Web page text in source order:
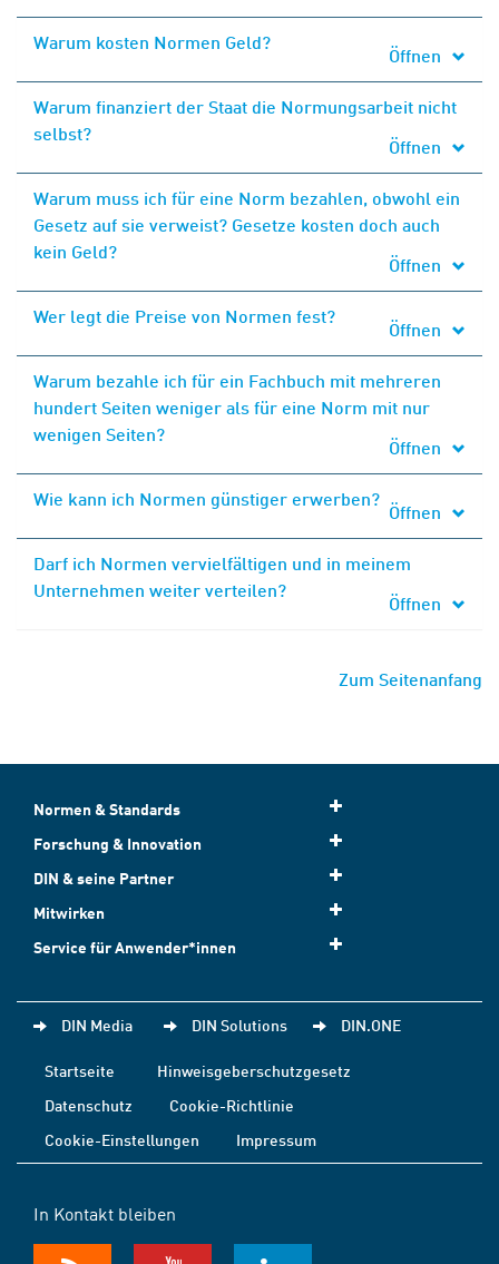
Warum kosten Normen Geld?
Öffnen
Warum finanziert der Staat die Normungsarbeit nicht
selbst?
Öffnen
Warum muss ich für eine Norm bezahlen, obwohl ein
Gesetz auf sie verweist? Gesetze kosten doch auch
kein Geld?
Öffnen
Wer legt die Preise von Normen fest?
Öffnen
Warum bezahle ich für ein Fachbuch mit mehreren
hundert Seiten weniger als für eine Norm mit nur
wenigen Seiten?
Öffnen
Wie kann ich Normen günstiger erwerben?
Öffnen
Darf ich Normen vervielfältigen und in meinem
Unternehmen weiter verteilen?
Öffnen
Zum Seitenanfang
Normen & Standards
Forschung & Innovation
DIN & seine Partner
Mitwirken
Service für Anwender*innen
DIN Media DIN Solutions DIN.ONE
Startseite
Hinweisgeberschutzgesetz
Datenschutz
Cookie-Richtlinie
Cookie-Einstellungen
Impressum
In Kontakt bleiben